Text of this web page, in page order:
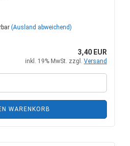
(Ausland abweichend)
3,40 EUR
inkl. 19% MwSt. zzgl. Versand
WARENKORB